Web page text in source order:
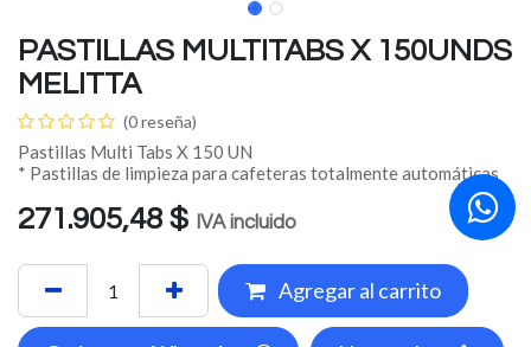
PASTILLAS MULTITABS X 150UNDS
MELITTA
(0 reseña)
Pastillas Multi Tabs X 150 UN
* Pastillas de limpieza para cafeteras totalmente automáticas
271.905,48 $ IVA incluido
Agregar al carrito